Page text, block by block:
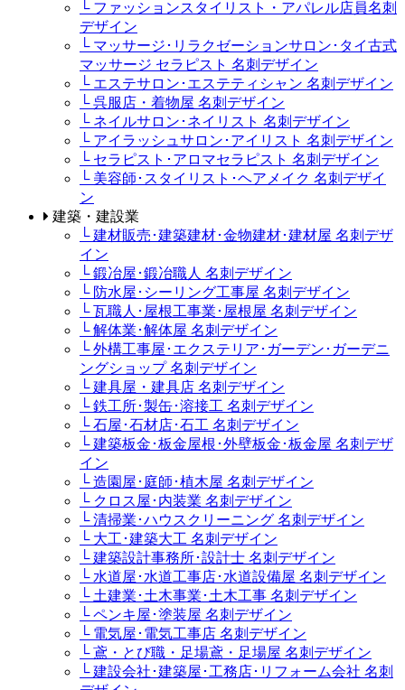
└ ファッションスタイリスト・アパレル店員名刺
デザイン
└ マッサージ･リラクゼーションサロン･タイ古式
マッサージ セラピスト 名刺デザイン
└ エステサロン･エステティシャン 名刺デザイン
└ 呉服店・着物屋 名刺デザイン
└ ネイルサロン･ネイリスト 名刺デザイン
└ アイラッシュサロン･アイリスト 名刺デザイン
└ セラピスト･アロマセラピスト 名刺デザイン
└ 美容師･スタイリスト･ヘアメイク 名刺デザイ
ン
建築・建設業
└ 建材販売･建築建材･金物建材･建材屋 名刺デザ
イン
└ 鍛冶屋･鍛冶職人 名刺デザイン
└ 防水屋･シーリング工事屋 名刺デザイン
└ 瓦職人･屋根工事業･屋根屋 名刺デザイン
└ 解体業･解体屋 名刺デザイン
└ 外構工事屋･エクステリア･ガーデン･ガーデニ
ングショップ 名刺デザイン
└ 建具屋・建具店 名刺デザイン
└ 鉄工所･製缶･溶接工 名刺デザイン
└ 石屋･石材店･石工 名刺デザイン
└ 建築板金･板金屋根･外壁板金･板金屋 名刺デザ
イン
└ 造園屋･庭師･植木屋 名刺デザイン
└ クロス屋･内装業 名刺デザイン
└ 清掃業･ハウスクリーニング 名刺デザイン
└ 大工･建築大工 名刺デザイン
└ 建築設計事務所･設計士 名刺デザイン
└ 水道屋･水道工事店･水道設備屋 名刺デザイン
└ 土建業･土木事業･土木工事 名刺デザイン
└ ペンキ屋･塗装屋 名刺デザイン
└ 電気屋･電気工事店 名刺デザイン
└ 鳶・とび職・足場鳶・足場屋 名刺デザイン
└ 建設会社･建築屋･工務店･リフォーム会社 名刺